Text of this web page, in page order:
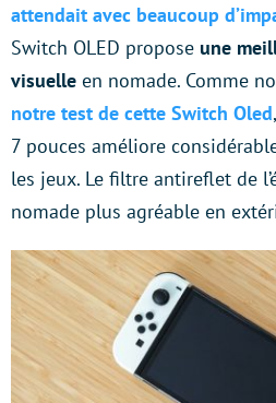
attendait avec beaucoup
Switch OLED propose une
visuelle en nomade. Comme
notre test de cette Switch Oled
7 pouces améliore
les jeux. Le filtre antireflet de
nomade plus agréable en